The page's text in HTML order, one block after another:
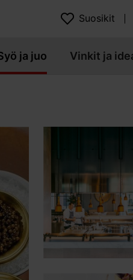
Suosikit
ja juo Vinkit ja